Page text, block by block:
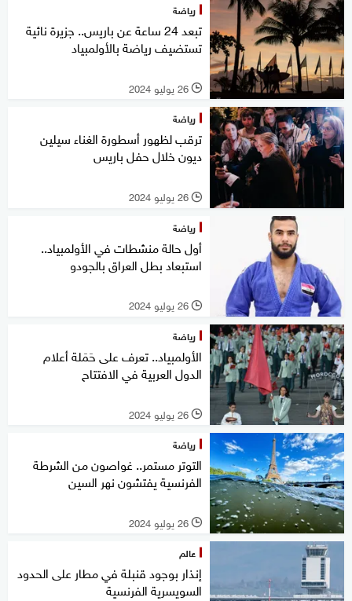
رياضة
تبعد 24 ساعة عن باريس.. جزيرة نائية
تستضيف رياضة بالأولمبياد
l 26 يوليو 2024
رياضة
ترقب لظهور أسطورة الغناء سيلين
ديون خلال حفل باريس
l 26 يوليو 2024
رياضة
أول حالة منشطات في الأولمبياد..
استبعاد بطل العراق بالجودو
l 26 يوليو 2024
رياضة
الأولمبياد.. تعرف على حَمَلة أعلام
الدول العربية في الافتتاح
l 26 يوليو 2024
رياضة
التوتر مستمر.. غواصون من الشرطة
الفرنسية يفتشون نهر السين
l 26 يوليو 2024
عالم
إنذار بوجود قنبلة في مطار على الحدود
السويسرية الفرنسية